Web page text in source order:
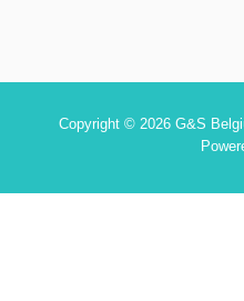
Copyright © 2026 G&S